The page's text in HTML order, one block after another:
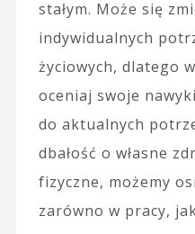
stałym. Może się
indywidualnych
życiowych, dlatego
oceniaj swoje
do aktualnych
dbałość o własne
fizyczne, możemy
zarówno w pracy,